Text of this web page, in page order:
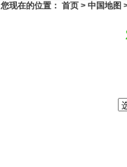
您现在的位置： 首页 > 中国地图